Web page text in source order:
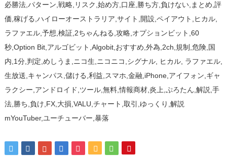
必勝法,パターン,戦略,リスク,始め方,口座,勝ち方,負けない,まとめ,評
価,稼げる,ハイローオーストラリア,サイト,開設,ペイアウト,ヒカル,
ラファエル,予想,検証,2ちゃんねる,攻略,オプションビット,60
秒,Option Bit,アルゴビット,Algobit,おすすめ,外為,2ch,規制,危険,国
内,1分,判定,めしうま,ニコ生,ニコニコ,シグナル, ヒカル, ラファエル,
生放送,キャンパス,儲ける,利益,スマホ,金融,iPhone,アイフォン,ギャ
ラクシー,アンドロイド,ツール,無料,情報商材,炎上,ぷろたん,解説,手
法,勝ち,負け,FX,大損,VALU,チャート,取引,ゆっくり,解説
mYouTuber,ユーチューバー,暴落